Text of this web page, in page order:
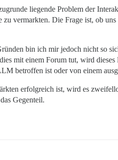
liegende Problem der
vermarkten. Die Frage ist, ob
bin ich mir jedoch nicht so
mit einem Forum tut, wird
betroffen ist oder von einem
erfolgreich ist, wird es
Gegenteil.